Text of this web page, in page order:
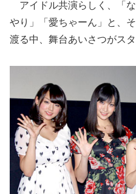
アイドル共演らしく、「
やり」「愛ちゃーん」と、
渡る中、舞台あいさつがスタ